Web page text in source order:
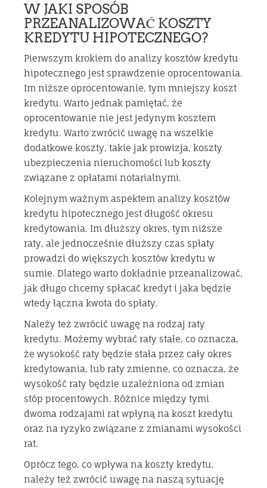
W JAKI SPOSÓB
PRZEANALIZOWAĆ KOSZTY
KREDYTU HIPOTECZNEGO?
Pierwszym krokiem do analizy kosztów kredytu
hipotecznego jest sprawdzenie oprocentowania.
Im niższe oprocentowanie, tym mniejszy koszt
kredytu. Warto jednak pamiętać, że
oprocentowanie nie jest jedynym kosztem
kredytu. Warto zwrócić uwagę na wszelkie
dodatkowe koszty, takie jak prowizja, koszty
ubezpieczenia nieruchomości lub koszty
związane z opłatami notarialnymi.
Kolejnym ważnym aspektem analizy kosztów
kredytu hipotecznego jest długość okresu
kredytowania. Im dłuższy okres, tym niższe
raty, ale jednocześnie dłuższy czas spłaty
prowadzi do większych kosztów kredytu w
sumie. Dlatego warto dokładnie przeanalizować,
jak długo chcemy spłacać kredyt i jaka będzie
wtedy łączna kwota do spłaty.
Należy też zwrócić uwagę na rodzaj raty
kredytu. Możemy wybrać raty stałe, co oznacza,
że wysokość raty będzie stała przez cały okres
kredytowania, lub raty zmienne, co oznacza, że
wysokość raty będzie uzależniona od zmian
stóp procentowych. Różnice między tymi
dwoma rodzajami rat wpłyną na koszt kredytu
oraz na ryzyko związane z zmianami wysokości
rat.
Oprócz tego, co wpływa na koszty kredytu,
należy też zwrócić uwagę na naszą sytuację